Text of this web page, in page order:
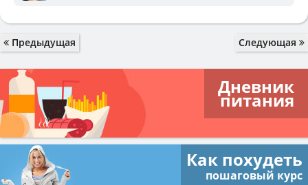
Предыдущая Следующая
Дневник
питания
Как похудеть
пошаговый курс